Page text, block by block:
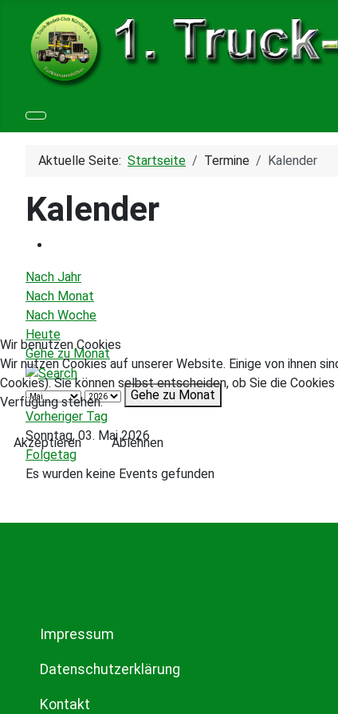
Aktuelle Seite: Startseite Termine Kalender
Kalender
Nach Jahr
Nach Monat
Nach Woche
Heute
Gehe zu Monat
Gehe zu Monat
Vorheriger Tag
Sonntag, 03. Mai 2026
Folgetag
Es wurden keine Events gefunden
Impressum
Datenschutzerklärung
Kontakt
Wir benutzen Cookies
Wir nutzen Cookies auf unserer Website. Einige von ihnen
Cookies). Sie können selbst entscheiden, ob Sie die
Verfügung stehen.
Akzeptieren
Ablehnen